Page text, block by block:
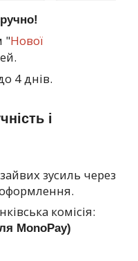
"Нової
4 днів.
і
зусиль через
оформлення.
комісія:
MonoPay)